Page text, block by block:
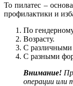
То пилатес –
профилактики и
По
Возрасту.
С различными
С разными
Внимание!
операции или